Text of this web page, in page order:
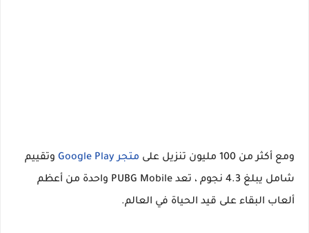
ومع أكثر من 100 مليون تنزيل على متجر Google Play
وتقييم
شامل يبلغ 4.3 نجوم ، تعد PUBG Mobile واحدة من أعظم
ألعاب البقاء على قيد الحياة في العالم.